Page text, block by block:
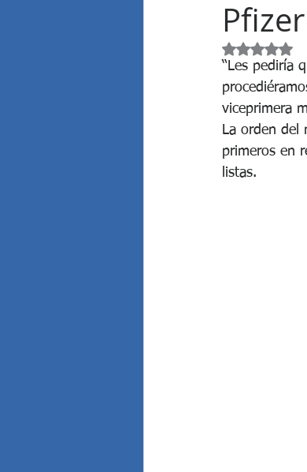
Diputados rechazó los
EE.UU. bombardeó a Irán
Elecciones Argentinas
Obtuvo
“Les pediría
viceprimera
La orden del
primeros en
listas.